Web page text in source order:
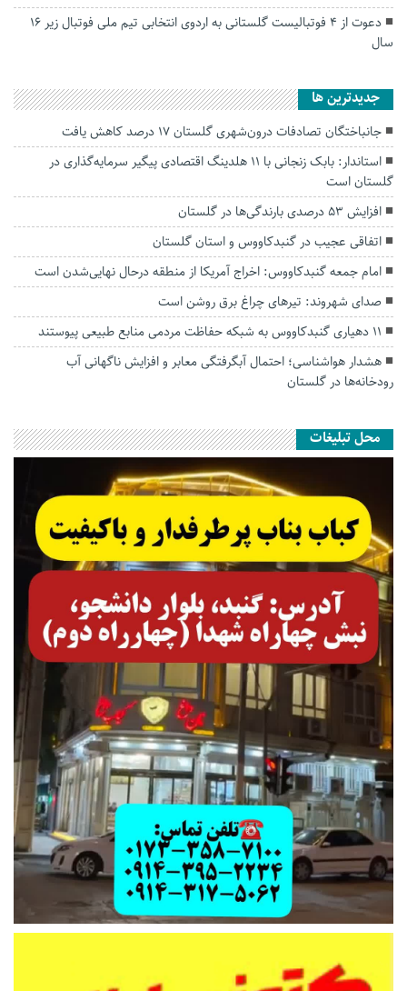
دعوت از ۴ فوتبالیست گلستانی به اردوی انتخابی تیم ملی فوتبال زیر ١۶
سال
جديدترين ها
جانباختگان تصادفات درون‌شهری گلستان ۱۷ درصد کاهش یافت
استاندار: بابک زنجانی با ۱۱ هلدینگ اقتصادی پیگیر سرمایه‌گذاری در
گلستان است
افزایش ۵۳ درصدی بارندگی‌ها در گلستان
اتفاقی عجیب در‌ گنبدکاووس و استان گلستان
امام جمعه گنبدکاووس: اخراج آمریکا از منطقه درحال نهایی‌شدن است
صدای شهروند: تیرهای چراغ برق روشن است
۱۱ دهیاری گنبدکاووس به شبکه حفاظت مردمی منابع طبیعی پیوستند
هشدار هواشناسی؛ احتمال آبگرفتگی معابر و افزایش ناگهانی آب
رودخانه‌ها در گلستان
محل تبلیغات